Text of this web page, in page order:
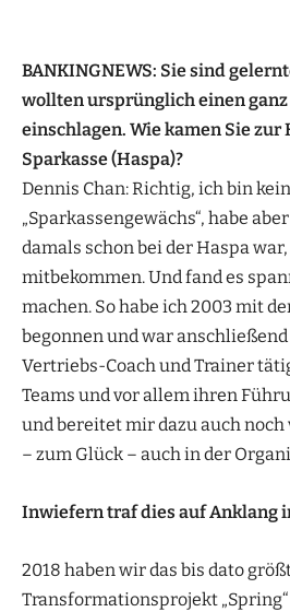
BANKINGNEWS: Sie sind
wollten ursprünglich einen
einschlagen. Wie kamen Sie zur
Sparkasse (Haspa)?
Dennis Chan: Richtig, ich bin
„Sparkassengewächs“, habe
damals schon bei der Haspa
mitbekommen. Und fand es
machen. So habe ich 2003 mit
begonnen und war
Vertriebs-Coach und Trainer
Teams und vor allem ihren
und bereitet mir dazu auch noch
– zum Glück – auch in der
Inwiefern traf dies auf Anklang
2018 haben wir das bis dato
Transformationsprojekt